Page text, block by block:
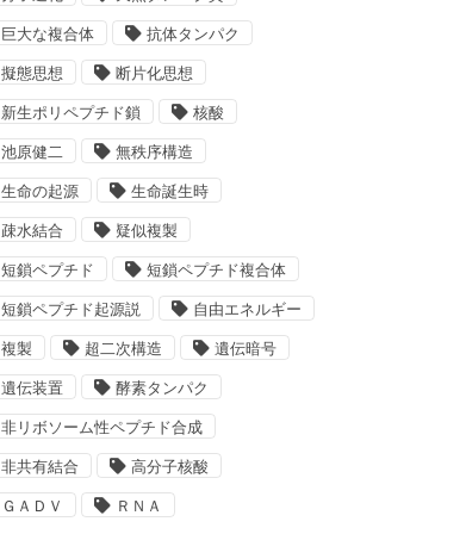
巨大な複合体 抗体タンパク
擬態思想 断片化思想
新生ポリペプチド鎖 核酸
池原健二 無秩序構造
生命の起源 生命誕生時
疎水結合 疑似複製
短鎖ペプチド 短鎖ペプチド複合体
短鎖ペプチド起源説 自由エネルギー
複製 超二次構造 遺伝暗号
遺伝装置 酵素タンパク
非リボソーム性ペプチド合成
非共有結合 高分子核酸
ＧＡＤＶ ＲＮＡ